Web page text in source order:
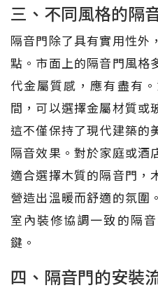
三、不同風格的隔
隔音門除了具有實用性外
點。市面上的隔音門風格
代金屬質感，應有盡有
間，可以選擇金屬材質或
這不僅保持了現代建築的
隔音效果。對於家庭或酒
適合選擇木質的隔音門，
營造出溫暖而舒適的氛圍
室內裝修協調一致的隔
鍵。
四、隔音門的安裝